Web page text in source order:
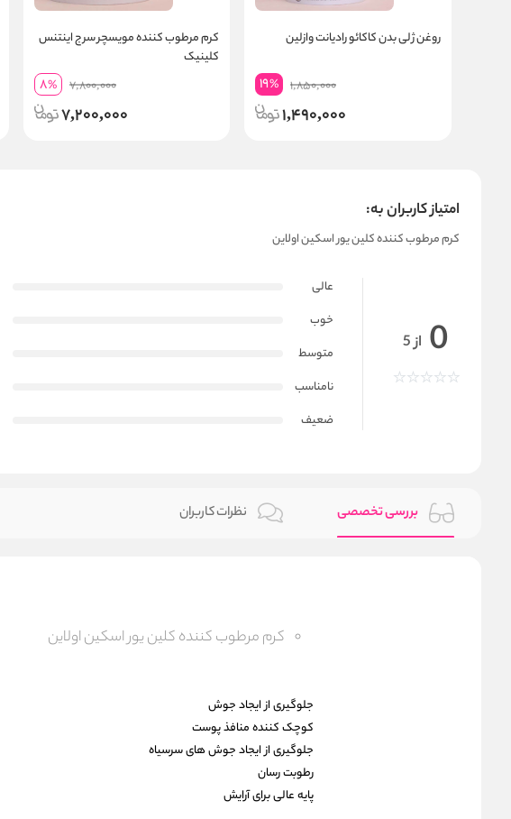
روغن ژلی بدن کاکائو رادیانت وازلین
1,850,000
19%
1,490,000
کرم مرطوب کننده مویسچر سرج اینتنس
کلینیک
7,800,000
8%
7,200,000
امتیاز کاربران به:
کرم مرطوب کننده کلین یور اسکین اولاین
0 از 5
عالی
خوب
متوسط
نامناسب
ضعیف
بررسی تخصصی نظرات کاربران
کرم مرطوب کننده کلین یور اسکین اولاین
جلوگیری از ایجاد جوش
کوچک کننده منافذ پوست
جلوگیری از ایجاد جوش های سرسیاه
رطوبت رسان
پایه عالی برای آرایش